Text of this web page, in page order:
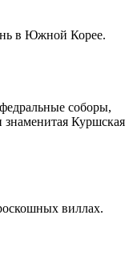
в Южной Корее.
соборы,
знаменитая Куршская
виллах.